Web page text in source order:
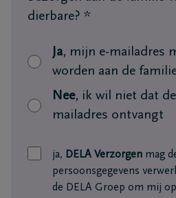
dierbare? *
Ja, mijn e-mailadres
worden aan de
Nee, ik wil niet dat
mailadres ontvangt
ja, DELA Verzorgen mag
persoonsgegevens
de DELA Groep om mij